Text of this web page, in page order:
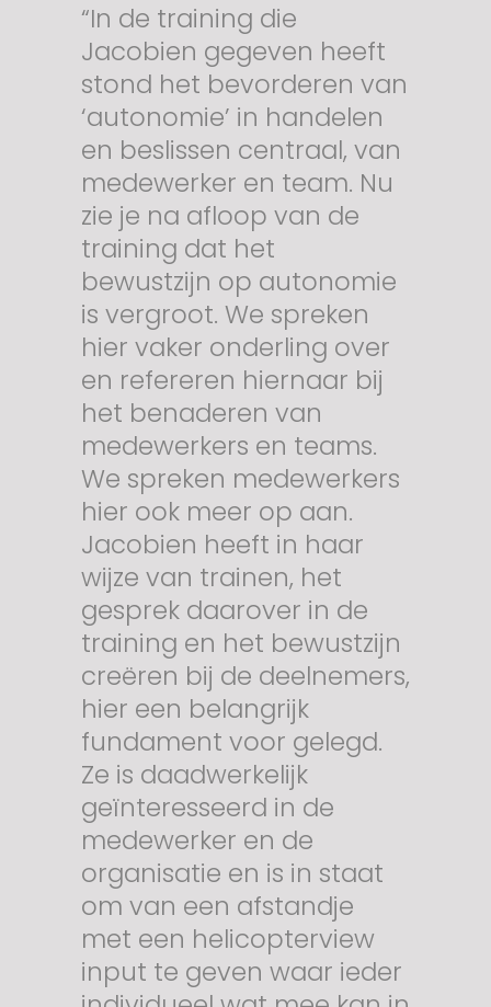
“In de training die
Jacobien gegeven heeft
stond het bevorderen van
‘autonomie’ in handelen
en beslissen centraal, van
medewerker en team. Nu
zie je na afloop van de
training dat het
bewustzijn op autonomie
is vergroot. We spreken
hier vaker onderling over
en refereren hiernaar bij
het benaderen van
medewerkers en teams.
We spreken medewerkers
hier ook meer op aan.
Jacobien heeft in haar
wijze van trainen, het
gesprek daarover in de
training en het bewustzijn
creëren bij de deelnemers,
hier een belangrijk
fundament voor gelegd.
Ze is daadwerkelijk
geïnteresseerd in de
medewerker en de
organisatie en is in staat
om van een afstandje
met een helicopterview
input te geven waar ieder